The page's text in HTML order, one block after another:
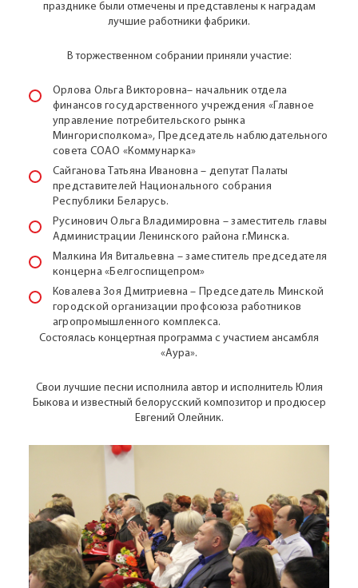
празднике были отмечены и представлены к наградам
лучшие работники фабрики.
В торжественном собрании приняли участие:
Орлова Ольга Викторовна– начальник отдела
финансов государственного учреждения «Главное
управление потребительского рынка
Мингорисполкома», Председатель наблюдательного
совета СОАО «Коммунарка»
Сайганова Татьяна Ивановна – депутат Палаты
представителей Национального собрания
Республики Беларусь.
Русинович Ольга Владимировна – заместитель главы
Администрации Ленинского района г.Минска.
Малкина Ия Витальевна – заместитель председателя
концерна «Белгоспищепром»
Ковалева Зоя Дмитриевна – Председатель Минской
городской организации профсоюза работников
агропромышленного комплекса.
Состоялась концертная программа с участием ансамбля
«Аура».
Свои лучшие песни исполнила автор и исполнитель Юлия
Быкова и известный белорусский композитор и продюсер
Евгений Олейник.